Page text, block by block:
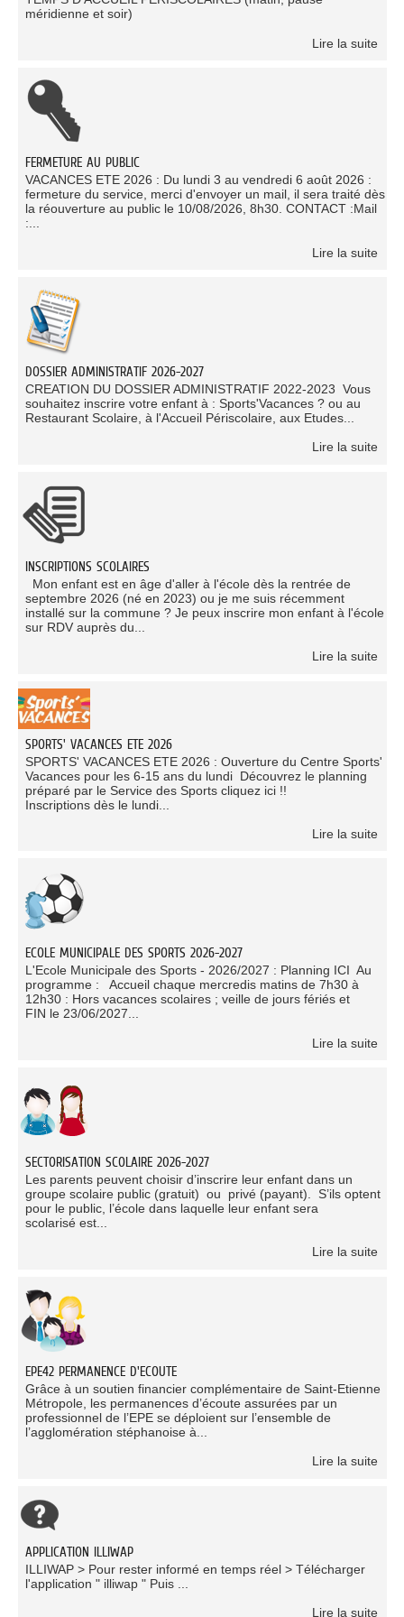
méridienne et soir)
Lire la suite
FERMETURE AU PUBLIC
VACANCES ETE 2026 : Du lundi 3 au vendredi 6 août 2026 :
fermeture du service, merci d'envoyer un mail, il sera traité dès
la réouverture au public le 10/08/2026, 8h30. CONTACT :Mail
:...
Lire la suite
DOSSIER ADMINISTRATIF 2026-2027
CREATION DU DOSSIER ADMINISTRATIF 2022-2023 Vous
souhaitez inscrire votre enfant à : Sports'Vacances ? ou au
Restaurant Scolaire, à l'Accueil Périscolaire, aux Etudes...
Lire la suite
INSCRIPTIONS SCOLAIRES
Mon enfant est en âge d'aller à l'école dès la rentrée de
septembre 2026 (né en 2023) ou je me suis récemment
installé sur la commune ? Je peux inscrire mon enfant à l'école
sur RDV auprès du...
Lire la suite
SPORTS' VACANCES ETE 2026
SPORTS' VACANCES ETE 2026 : Ouverture du Centre Sports'
Vacances pour les 6-15 ans du lundi Découvrez le planning
préparé par le Service des Sports cliquez ici !!
Inscriptions dès le lundi...
Lire la suite
ECOLE MUNICIPALE DES SPORTS 2026-2027
L'Ecole Municipale des Sports - 2026/2027 : Planning ICI Au
programme : Accueil chaque mercredis matins de 7h30 à
12h30 : Hors vacances scolaires ; veille de jours fériés et
FIN le 23/06/2027...
Lire la suite
SECTORISATION SCOLAIRE 2026-2027
Les parents peuvent choisir d’inscrire leur enfant dans un
groupe scolaire public (gratuit) ou privé (payant). S’ils optent
pour le public, l’école dans laquelle leur enfant sera
scolarisé est...
Lire la suite
EPE42 PERMANENCE D'ECOUTE
Grâce à un soutien financier complémentaire de Saint-Etienne
Métropole, les permanences d’écoute assurées par un
professionnel de l’EPE se déploient sur l’ensemble de
l’agglomération stéphanoise à...
Lire la suite
APPLICATION ILLIWAP
ILLIWAP > Pour rester informé en temps réel > Télécharger
l'application " illiwap " Puis ...
Lire la suite